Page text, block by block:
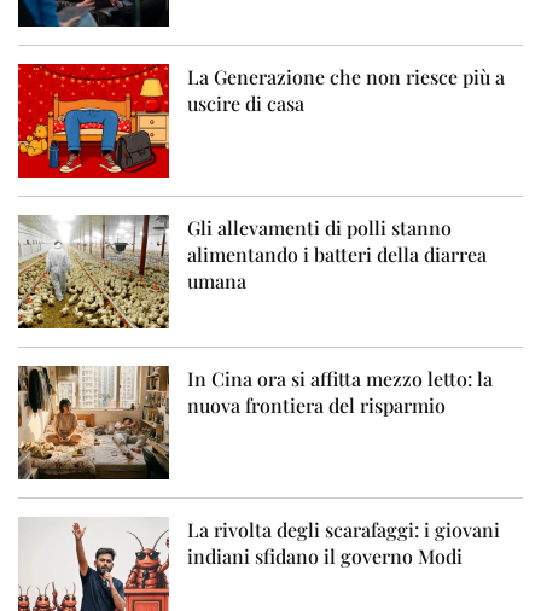
La Generazione che non riesce più a
uscire di casa
Gli allevamenti di polli stanno
alimentando i batteri della diarrea
umana
In Cina ora si affitta mezzo letto: la
nuova frontiera del risparmio
La rivolta degli scarafaggi: i giovani
indiani sfidano il governo Modi